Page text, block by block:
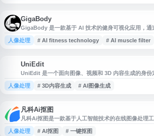
生成
GigaBody
GigaBody 是一款基于 AI 技术的健身可视化应用，通
助用户即时预览身体改造潜力。该应用采用先进的肌肉
上模拟健身训练后的肌肉形态变化，为用户提供直观的
人像处理 # AI fitness technology # AI muscle filter
UniEdit
UniEdit 是一个面向图像、视频和 3D 内容生成的身份
目支持将特定人物身份精准插入到各类生成内容中，实
通过 StableIdentity 技术，UniEdit 能够在保持身份特
人像处理 # 3D内容生成 # AI图像生成
凡科Ai抠图
凡科Ai抠图是一款基于人工智能技术的在线图像处理
即可在浏览器中完成抠图操作。该工具支持一键智能识
背景，适用于证件照换底色、商品图去背景、人像抠图
人像处理 # AI抠图 # 一键抠图